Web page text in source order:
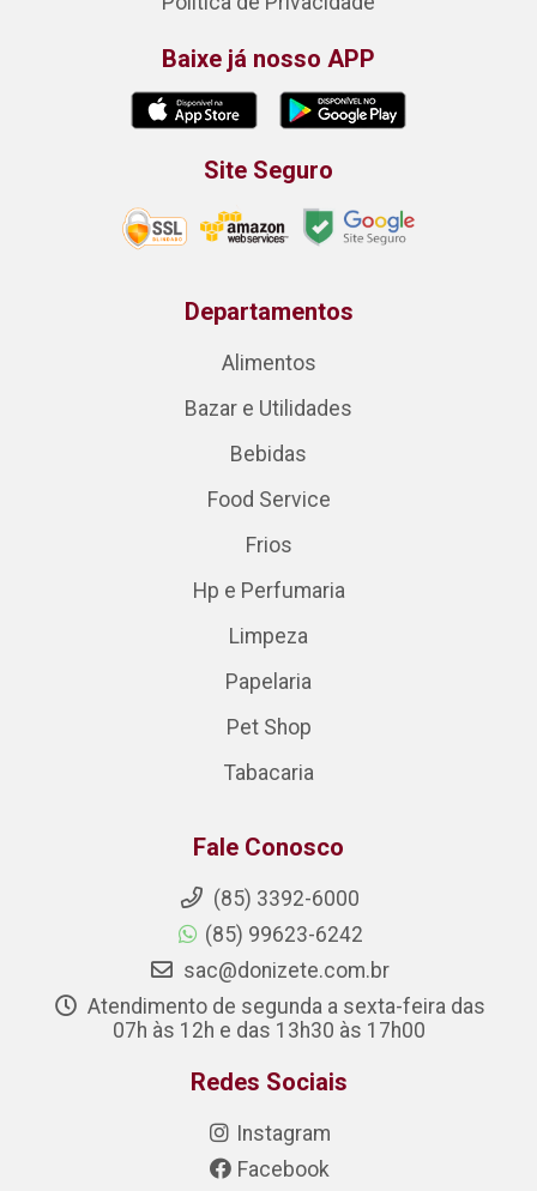
Baixe já nosso APP
Site Seguro
Departamentos
Alimentos
Bazar e Utilidades
Bebidas
Food Service
Frios
Hp e Perfumaria
Limpeza
Papelaria
Pet Shop
Tabacaria
Fale Conosco
(85) 3392-6000
(85) 99623-6242
sac@donizete.com.br
Atendimento de segunda a sexta-feira das
07h às 12h e das 13h30 às 17h00
Redes Sociais
Instagram
Facebook